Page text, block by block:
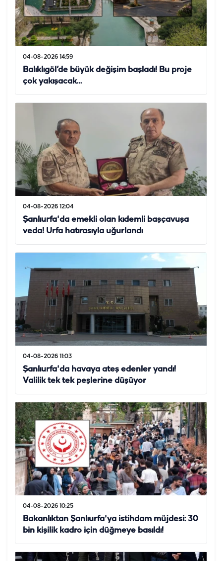
04-08-2026 14:59
Balıklıgöl’de büyük değişim başladı! Bu proje
çok yakışacak…
04-08-2026 12:04
Şanlıurfa'da emekli olan kıdemli başçavuşa
veda! Urfa hatırasıyla uğurlandı
04-08-2026 11:03
Şanlıurfa'da havaya ateş edenler yandı!
Valilik tek tek peşlerine düşüyor
04-08-2026 10:25
Bakanlıktan Şanlıurfa'ya istihdam müjdesi: 30
bin kişilik kadro için düğmeye basıldı!